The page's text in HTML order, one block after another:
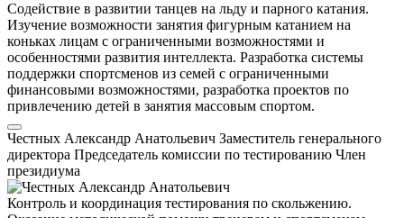
Содействие в развитии танцев на льду и парного катания.
Изучение возможности занятия фигурным катанием на
коньках лицам с ограниченными возможностями и
особенностями развития интеллекта. Разработка системы
поддержки спортсменов из семей с ограниченными
финансовыми возможностями, разработка проектов по
привлечению детей в занятия массовым спортом.
Честных Александр Анатольевич Заместитель генерального
директора Председатель комиссии по тестированию Член
президиума
Контроль и координация тестирования по скольжению.